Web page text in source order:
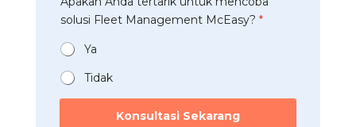
n
*
r
ia
u
n
t
u
k
t
n
solusi Fleet Management McEasy? *
Ya
Tidak
Konsultasi Sekarang